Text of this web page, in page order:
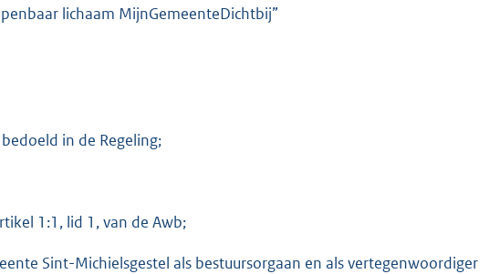
lichaam MijnGemeenteDichtbij”
in de Regeling;
1:1, lid 1, van de Awb;
Sint-Michielsgestel als bestuursorgaan en als vertegenwoordiger